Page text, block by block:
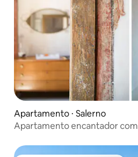
Apartamento ⋅ Salerno
Apartamento encantador